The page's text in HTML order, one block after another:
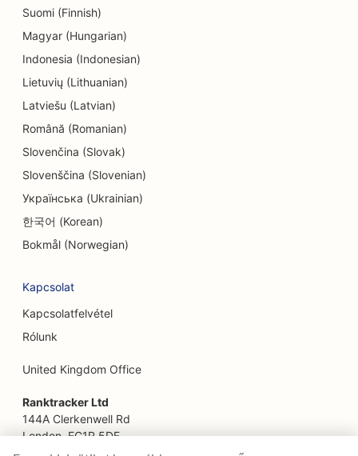
SEO a vegytisztítók számára
SEO elektronikai üzletek számára
SEO endodontistáknak
SEO a szórakozás és rekreáció számára
SEO a szabadulószobák számára
EO etnikai éttermek számára
SEO a Farm-to-Table éttermek számára
SEO családi éttermek számára
SEO a Fine Dining éttermek számára
Suomi (Finnish)
Magyar (Hungarian)
Indonesia (Indonesian)
Lietuvių (Lithuanian)
Latviešu (Latvian)
Română (Romanian)
Slovenčina (Slovak)
Slovenščina (Slovenian)
Українська (Ukrainian)
한국어 (Korean)
Bokmål (Norwegian)
Kapcsolat
Kapcsolatfelvétel
Rólunk
United Kingdom Office
Ranktracker Ltd
144A Clerkenwell Rd
London, EC1R 5DF
Company No: 08820809